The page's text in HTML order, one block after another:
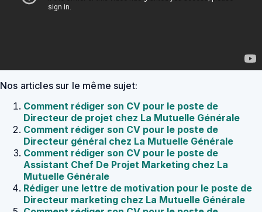
Nos articles sur le même sujet:
Comment rédiger son CV pour le poste de
Directeur de projet chez La Mutuelle Générale
Comment rédiger son CV pour le poste de
Directeur général chez La Mutuelle Générale
Comment rédiger son CV pour le poste de
Assistant Chef De Projet Marketing chez La
Mutuelle Générale
Rédiger une lettre de motivation pour le poste de
Directeur marketing chez La Mutuelle Générale